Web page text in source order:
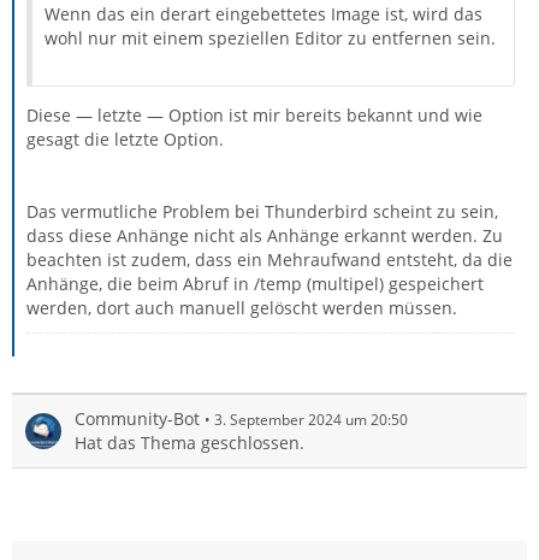
Wenn das ein derart eingebettetes Image ist, wird das
wohl nur mit einem speziellen Editor zu entfernen sein.
Diese — letzte — Option ist mir bereits bekannt und wie
gesagt die letzte Option.
Das vermutliche Problem bei Thunderbird scheint zu sein,
dass diese Anhänge nicht als Anhänge erkannt werden. Zu
beachten ist zudem, dass ein Mehraufwand entsteht, da die
Anhänge, die beim Abruf in /temp (multipel) gespeichert
werden, dort auch manuell gelöscht werden müssen.
Community-Bot 3. September 2024 um 20:50
Hat das Thema geschlossen.